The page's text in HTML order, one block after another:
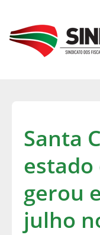
Santa
estado
gerou
julho